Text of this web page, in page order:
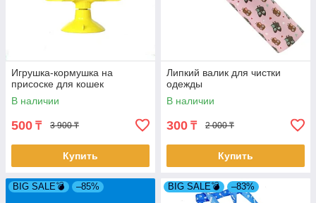
Игрушка-кормушка на
присоске для кошек
В наличии
500 ₸ 3 900 ₸
Купить
Липкий валик для чистки
одежды
В наличии
300 ₸ 2 000 ₸
Купить
BIG SALE💣 –85% BIG SALE💣 –83%